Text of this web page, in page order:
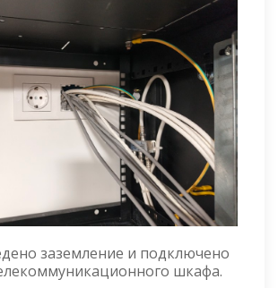
заземление и подключено
шкафа.